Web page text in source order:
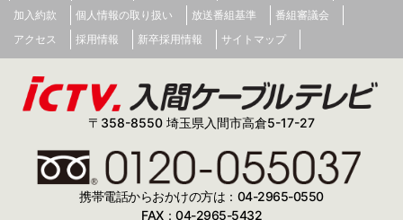
加入約款
個人情報の取り扱い 放送番組基準
番組審議会
アクセス
採用情報 新卒採用情報 サイトマップ
〒358-8550 埼玉県入間市高倉5-17-27
携帯電話からおかけの方は：04-2965-0550
FAX：04-2965-5432